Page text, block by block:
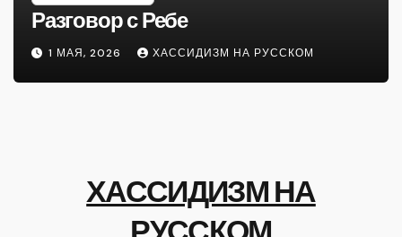
Разговор с Ребе
1 МАЯ, 2026 ХАССИДИЗМ НА РУССКОМ
ХАССИДИЗМ НА